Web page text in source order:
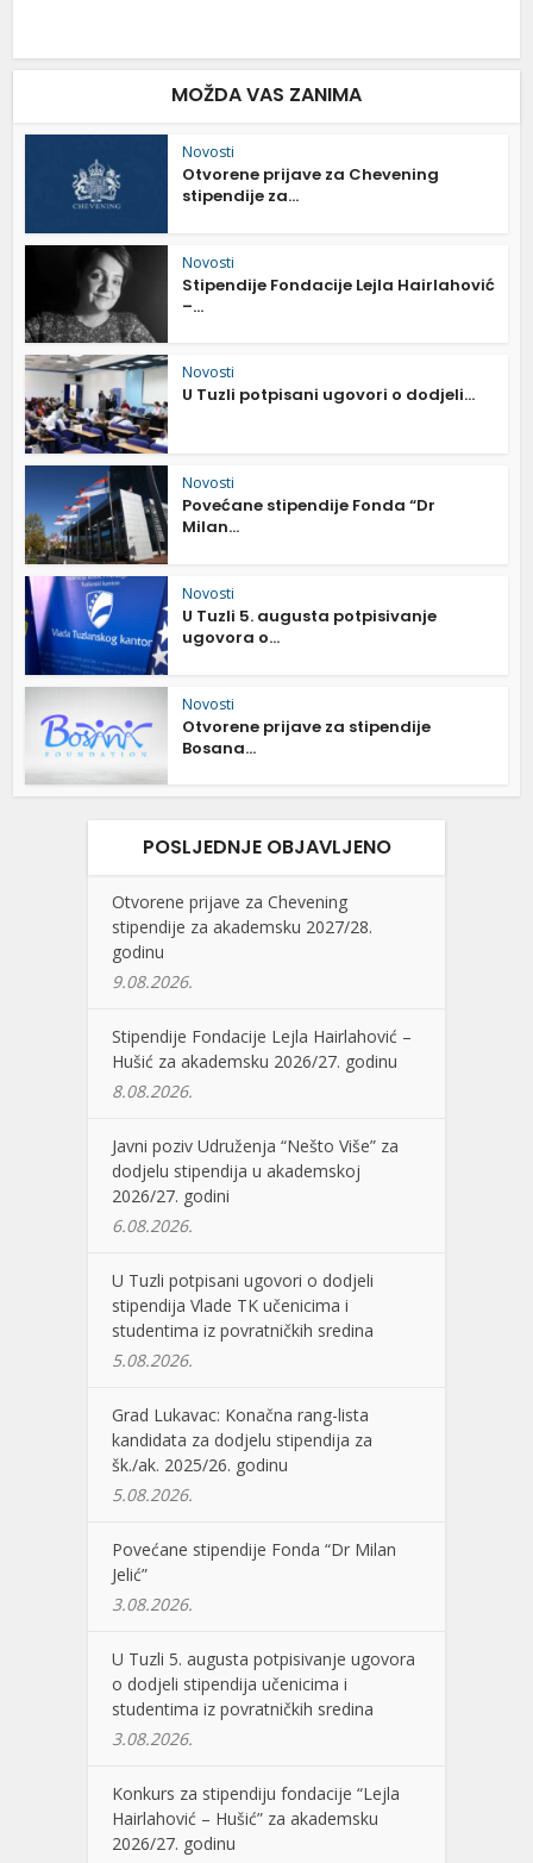
MOŽDA VAS ZANIMA
Novosti
Otvorene prijave za Chevening
stipendije za...
Novosti
Stipendije Fondacije Lejla Hairlahović
–...
Novosti
U Tuzli potpisani ugovori o dodjeli...
Novosti
Povećane stipendije Fonda “Dr
Milan...
Novosti
U Tuzli 5. augusta potpisivanje
ugovora o...
Novosti
Otvorene prijave za stipendije
Bosana...
POSLJEDNJE OBJAVLJENO
Otvorene prijave za Chevening
stipendije za akademsku 2027/28.
godinu
9.08.2026.
Stipendije Fondacije Lejla Hairlahović –
Hušić za akademsku 2026/27. godinu
8.08.2026.
Javni poziv Udruženja “Nešto Više” za
dodjelu stipendija u akademskoj
2026/27. godini
6.08.2026.
U Tuzli potpisani ugovori o dodjeli
stipendija Vlade TK učenicima i
studentima iz povratničkih sredina
5.08.2026.
Grad Lukavac: Konačna rang-lista
kandidata za dodjelu stipendija za
šk./ak. 2025/26. godinu
5.08.2026.
Povećane stipendije Fonda “Dr Milan
Jelić”
3.08.2026.
U Tuzli 5. augusta potpisivanje ugovora
o dodjeli stipendija učenicima i
studentima iz povratničkih sredina
3.08.2026.
Konkurs za stipendiju fondacije “Lejla
Hairlahović – Hušić” za akademsku
2026/27. godinu